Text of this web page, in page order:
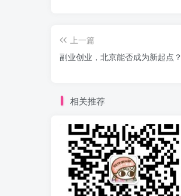
上一篇
副业创业，北京能否成为新起点？
相关推荐